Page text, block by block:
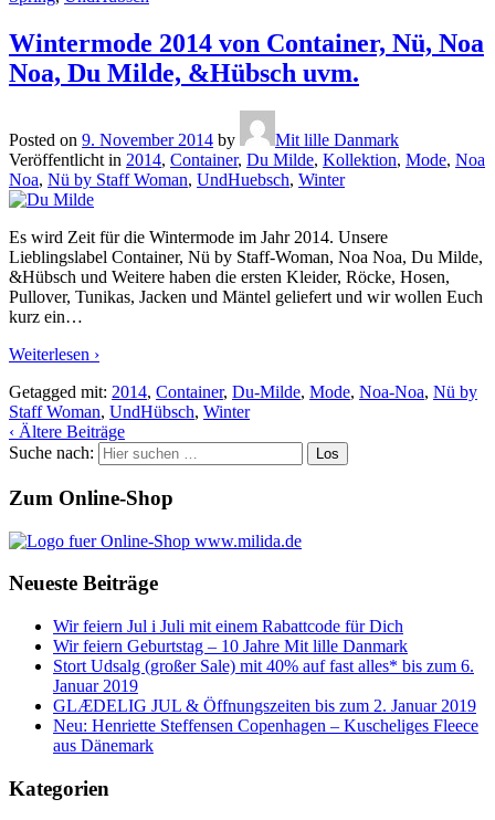
Wintermode 2014 von Container, Nü, Noa
Noa, Du Milde, &Hübsch uvm.
Posted on 9. November 2014 by
Mit lille Danmark
Veröffentlicht in 2014, Container, Du Milde, Kollektion, Mode, Noa
Noa, Nü by Staff Woman, UndHuebsch, Winter
Es wird Zeit für die Wintermode im Jahr 2014. Unsere
Lieblingslabel Container, Nü by Staff-Woman, Noa Noa, Du Milde,
&Hübsch und Weitere haben die ersten Kleider, Röcke, Hosen,
Pullover, Tunikas, Jacken und Mäntel geliefert und wir wollen Euch
kurz ein…
Weiterlesen ›
Getagged mit: 2014, Container, Du-Milde, Mode, Noa-Noa, Nü by
Staff Woman, UndHübsch, Winter
‹ Ältere Beiträge
Suche nach:
Zum Online-Shop
Neueste Beiträge
Wir feiern Jul i Juli mit einem Rabattcode für Dich
Wir feiern Geburtstag – 10 Jahre Mit lille Danmark
Stort Udsalg (großer Sale) mit 40% auf fast alles* bis zum 6.
Januar 2019
GLÆDELIG JUL & Öffnungszeiten bis zum 2. Januar 2019
Neu: Henriette Steffensen Copenhagen – Kuscheliges Fleece
aus Dänemark
Kategorien